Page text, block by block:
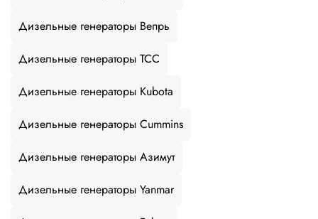
Дизельные генераторы Вепрь
Дизельные генераторы ТСС
Дизельные генераторы Kubota
Дизельные генераторы Cummins
Дизельные генераторы Азимут
Дизельные генераторы Yanmar